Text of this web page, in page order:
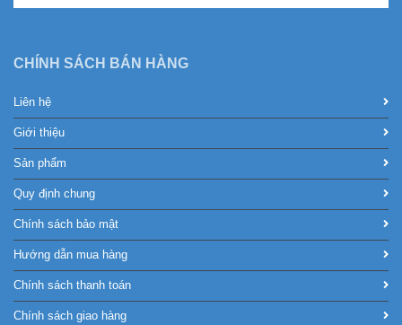
CHÍNH SÁCH BÁN HÀNG
Liên hệ
Giới thiệu
Sản phẩm
Quy định chung
Chính sách bảo mật
Hướng dẫn mua hàng
Chính sách thanh toán
Chính sách giao hàng